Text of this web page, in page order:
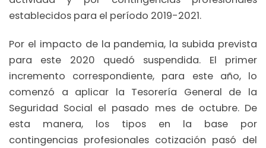
establecidos para el período 2019-2021.
Por el impacto de la pandemia, la subida prevista
para este 2020 quedó suspendida. El primer
incremento correspondiente, para este año, lo
comenzó a aplicar la Tesorería General de la
Seguridad Social el pasado mes de octubre. De
esta manera, los tipos en la base por
contingencias profesionales cotización pasó del